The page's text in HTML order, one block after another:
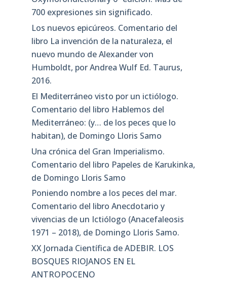
700 expresiones sin significado.
Los nuevos epicúreos. Comentario del
libro La invención de la naturaleza, el
nuevo mundo de Alexander von
Humboldt, por Andrea Wulf Ed. Taurus,
2016.
El Mediterráneo visto por un ictiólogo.
Comentario del libro Hablemos del
Mediterráneo: (y… de los peces que lo
habitan), de Domingo Lloris Samo
Una crónica del Gran Imperialismo.
Comentario del libro Papeles de Karukinka,
de Domingo Lloris Samo
Poniendo nombre a los peces del mar.
Comentario del libro Anecdotario y
vivencias de un Ictiólogo (Anacefaleosis
1971 – 2018), de Domingo Lloris Samo.
XX Jornada Científica de ADEBIR. LOS
BOSQUES RIOJANOS EN EL
ANTROPOCENO